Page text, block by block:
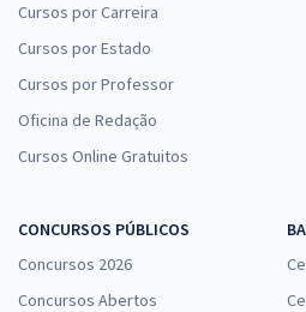
Cursos por Carreira
Cursos por Estado
Cursos por Professor
Oficina de Redação
Cursos Online Gratuitos
CONCURSOS PÚBLICOS
Concursos 2026
Concursos Abertos